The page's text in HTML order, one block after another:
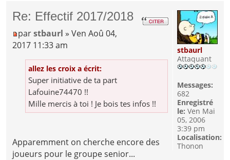
Re: Effectif 2017/2018
parstbaurl » Ven Aoû 04,
2017 11:33 am
allez les croix a écrit:
Super initiative de ta part
Lafouine74470 !!
Mille mercis à toi ! Je bois tes infos !!
Apparemment on cherche encore des
joueurs pour le groupe senior...
stbaurl
Attaquant
Messages:
682
Enregistré
le: Ven Mai
05, 2006
3:39 pm
Localisation:
Thonon